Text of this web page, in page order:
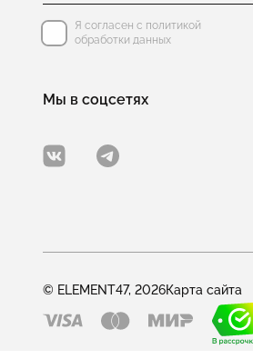
Я согласен с политикой
обработки данных
Мы в соцсетях
© ELEMENT47, 2026Карта сайта